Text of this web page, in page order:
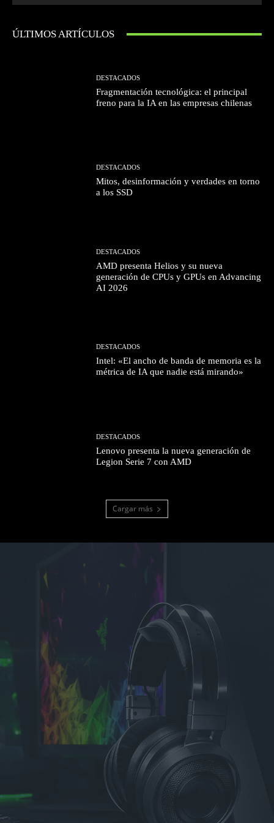
ÚLTIMOS ARTÍCULOS
DESTACADOS
Fragmentación tecnológica: el principal
freno para la IA en las empresas chilenas
DESTACADOS
Mitos, desinformación y verdades en torno
a los SSD
DESTACADOS
AMD presenta Helios y su nueva
generación de CPUs y GPUs en Advancing
AI 2026
DESTACADOS
Intel: «El ancho de banda de memoria es la
métrica de IA que nadie está mirando»
DESTACADOS
Lenovo presenta la nueva generación de
Legion Serie 7 con AMD
Cargar más